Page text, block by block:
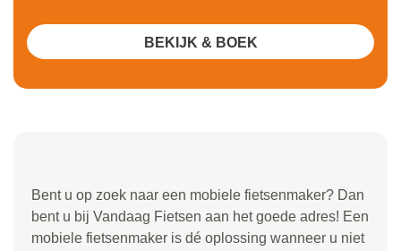
Bent u op zoek naar een mobiele fietsenmaker? Dan
bent u bij Vandaag Fietsen aan het goede adres! Een
mobiele fietsenmaker is dé oplossing wanneer u niet
BEKIJK & BOEK